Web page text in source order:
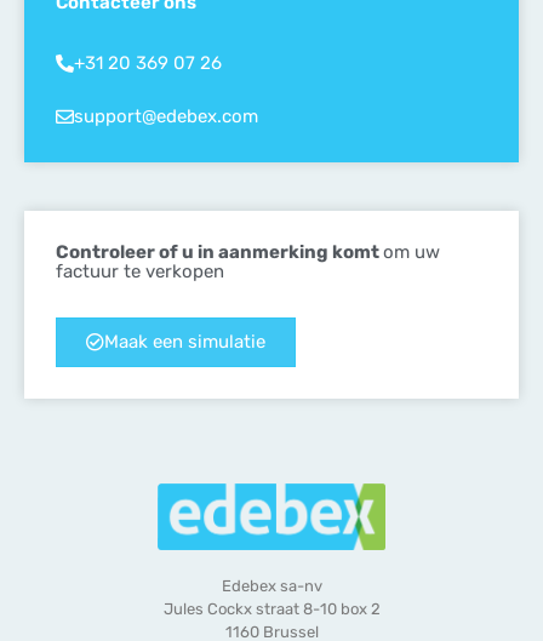
+31 20 369 07 26
support@edebex.com
Controleer of u in aanmerking komtom uw
factuur te verkopen
Maak een simulatie
Edebex sa-nv
Jules Cockx straat 8-10 box 2
1160 Brussel